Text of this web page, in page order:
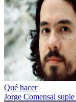
Qué hacer
Jorge Comensal